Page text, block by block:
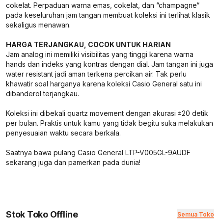
cokelat. Perpaduan warna emas, cokelat, dan “champagne“
pada keseluruhan jam tangan membuat koleksi ini terlihat klasik
sekaligus menawan.
HARGA TERJANGKAU, COCOK UNTUK HARIAN
Jam analog ini memiliki visibilitas yang tinggi karena warna
hands dan indeks yang kontras dengan dial. Jam tangan ini juga
water resistant jadi aman terkena percikan air. Tak perlu
khawatir soal harganya karena koleksi Casio General satu ini
dibanderol terjangkau.
Koleksi ini dibekali quartz movement dengan akurasi ±20 detik
per bulan. Praktis untuk kamu yang tidak begitu suka melakukan
penyesuaian waktu secara berkala.
Saatnya bawa pulang Casio General LTP-V005GL-9AUDF
sekarang juga dan pamerkan pada dunia!
Stok Toko Offline Semua Toko